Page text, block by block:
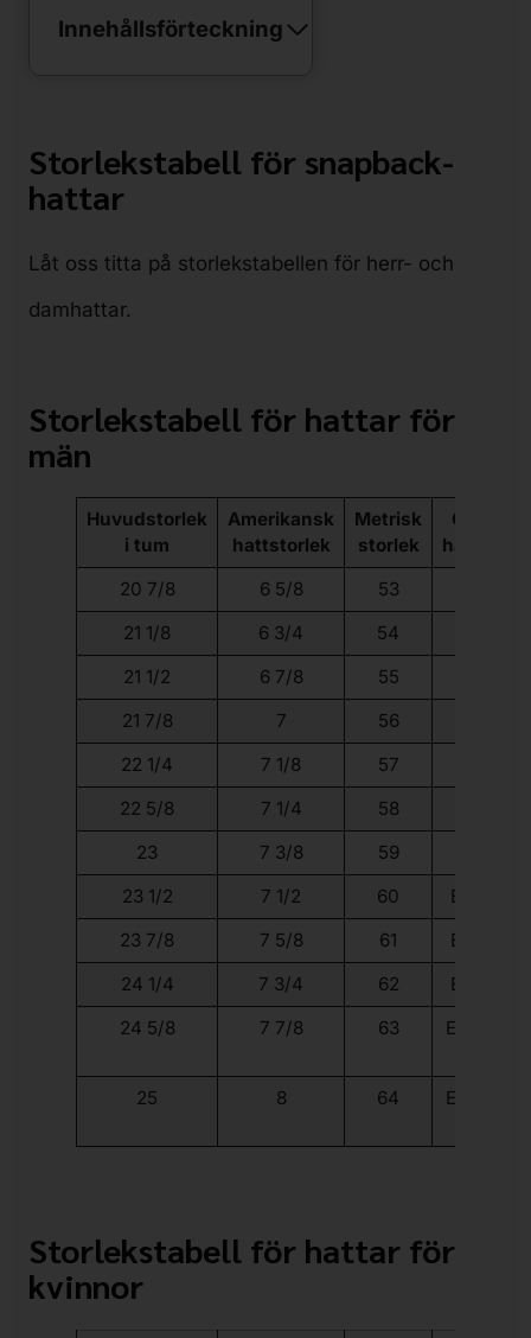
Innehållsförteckning
Storlekstabell för snapback-
hattar
Låt oss titta på storlekstabellen för herr- och
damhattar.
Storlekstabell för hattar för
män
Huvudstorlek
i tum
Amerikansk
hattstorlek
Metrisk
storlek
Generisk
20 7/8
6 5/8 53
21 1/8
6 3/4 54
21 1/2
6 7/8 55
21 7/8
7 56
22 1/4
7 1/8 57
22 5/8
7 1/4 58
23
7 3/8 59
23 1/2
7 1/2 60
Extra stor
23 7/8
7 5/8 61
Extra stor
24 1/4
7 3/4 62
Extra stor
24 5/8
7 7/8 63
Extra
25
8 64
Extra
Storlekstabell för hattar för
kvinnor